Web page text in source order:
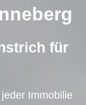
für
Immobilie